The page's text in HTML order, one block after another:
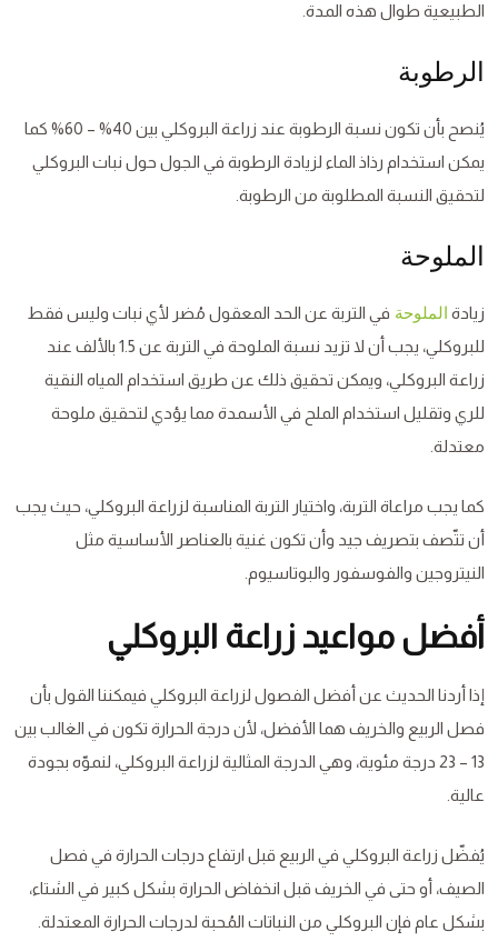
الطبيعية طوال هذه المدة.
الرطوبة
يُنصح بأن تكون نسبة الرطوبة عند زراعة البروكلي بين 40% – 60% كما
يمكن استخدام رذاذ الماء لزيادة الرطوبة في الجول حول نبات البروكلي
لتحقيق النسبة المطلوبة من الرطوبة.
الملوحة
زيادة الملوحة في التربة عن الحد المعقول مُضر لأي نبات وليس فقط
للبروكلي، يجب أن لا تزيد نسبة الملوحة في التربة عن 1.5 بالألف عند
زراعة البروكلي، ويمكن تحقيق ذلك عن طريق استخدام المياه النقية
للري وتقليل استخدام الملح في الأسمدة مما يؤدي لتحقيق ملوحة
معتدلة.
كما يجب مراعاة التربة، واختيار التربة المناسبة لزراعة البروكلي، حيث يجب
أن تتّصف بتصريف جيد وأن تكون غنية بالعناصر الأساسية مثل
النيتروجين والفوسفور والبوتاسيوم.
أفضل مواعيد زراعة البروكلي
إذا أردنا الحديث عن أفضل الفصول لزراعة البروكلي فيمكننا القول بأن
فصل الربيع والخريف هما الأفضل، لأن درجة الحرارة تكون في الغالب بين
13 – 23 درجة مئوية، وهي الدرجة المثالية لزراعة البروكلي، لنموّه بجودة
عالية.
يُفضّل زراعة البروكلي في الربيع قبل ارتفاع درجات الحرارة في فصل
الصيف، أو حتى في الخريف قبل انخفاض الحرارة بشكل كبير في الشتاء،
بشكل عام فإن البروكلي من النباتات المُحبة لدرجات الحرارة المعتدلة.